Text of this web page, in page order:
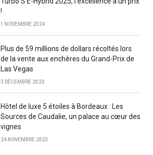
!
1 NOVEMBRE 2024
Plus de 59 millions de dollars récoltés lors
de la vente aux enchères du Grand-Prix de
Las Vegas
3 DÉCEMBRE 2023
Hôtel de luxe 5 étoiles à Bordeaux : Les
Sources de Caudalie, un palace au cœur des
vignes
24 NOVEMBRE 2023